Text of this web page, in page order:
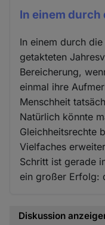
In einem
In einem durch
getakteten
Bereicherung,
einmal ihre
Menschheit
Natürlich könnte
Gleichheitsrechte
Vielfaches
Schritt ist gerade
ein großer Erfolg:
Diskussion